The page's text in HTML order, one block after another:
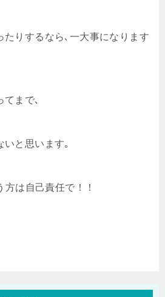
たりするなら､一大事になります
てまで､
いと思います｡
方は自己責任で！！